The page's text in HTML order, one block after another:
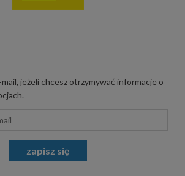
jeżeli chcesz otrzymywać informacje o
zapisz się